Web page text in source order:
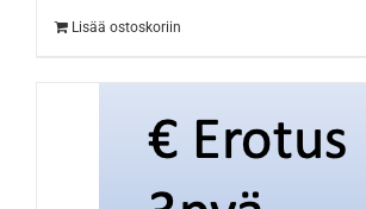
Lisää ostoskoriin